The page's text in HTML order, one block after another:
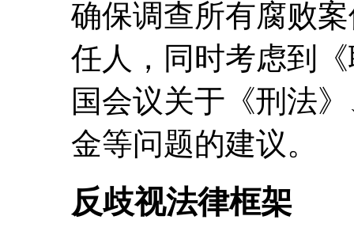
确保调查所有腐败
任人，同时考虑到
国会议关于《刑法
金等问题的建议。
反歧视法律框架